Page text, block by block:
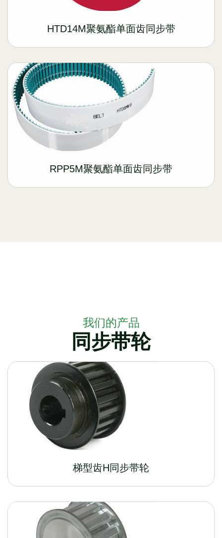
HTD14M聚氨酯单面齿同步带
RPP5M聚氨酯单面齿同步带
我们的产品
同步带轮
梯型齿H同步带轮